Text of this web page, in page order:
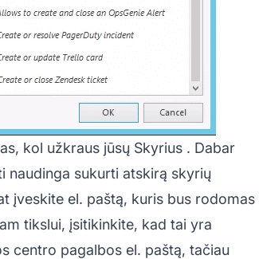
kol užkraus jūsų Skyrius . Dabar
naudinga sukurti atskirą skyrių
įveskite el. paštą, kuris bus rodomas
tikslui, įsitikinkite, kad tai yra
centro pagalbos el. paštą, tačiau